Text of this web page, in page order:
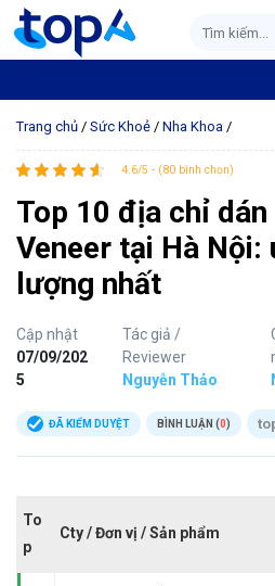
Trang chủ / Sức Khoẻ / Nha Khoa /
4.6/5 - (80 bình chọn)
Top 10 địa chỉ
Veneer tại Hà Nội:
lượng nhất
Cập nhật
07/09/202
5
Tác giả /
Reviewer
Nguyễn Thảo
ĐÃ KIỂM DUYỆT BÌNH LUẬN (0)
To
p
Cty / Đơn vị / Sản phẩm